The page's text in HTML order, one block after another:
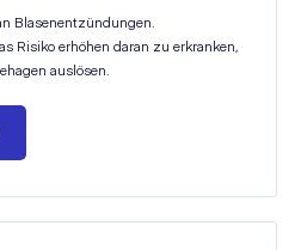
Blasenentzündungen.
Risiko erhöhen daran zu erkranken,
auslösen.